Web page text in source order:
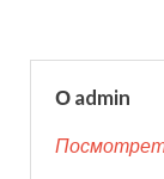
О admin